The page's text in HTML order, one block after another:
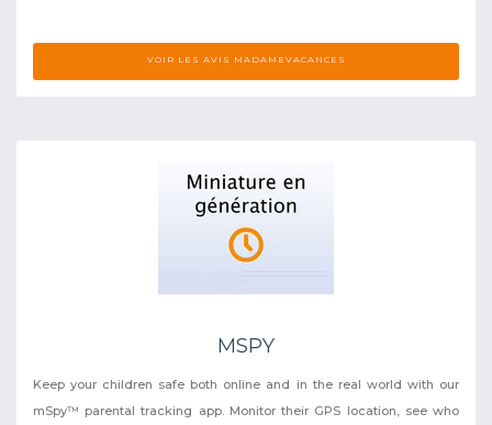
VOIR LES AVIS MADAMEVACANCES
MSPY
Keep your children safe both online and in the real world with our
mSpy™ parental tracking app. Monitor their GPS location, see who